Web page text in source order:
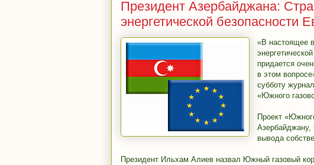
Президент Азербайджана:
энергетической безопасности
«В настоящее
придается
в этом
субботу
«Южного
Проект
Азербайджану,
вывода
Президент Ильхам Алиев назвал Южный газовый